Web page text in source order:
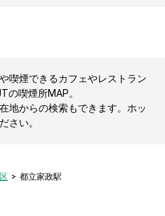
喫煙できるカフェやレストラン
の喫煙所MAP。
地からの検索もできます。ホッ
さい。
都立家政駅